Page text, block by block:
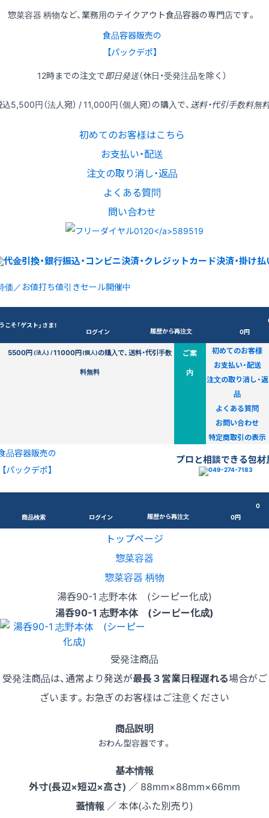
惣菜容器 柄物など、業務用のテイクアウト食品容器の専門店です。
食品容器販売の
【パックデポ】
12時までの注文で即日発送（休日・受発注品を除く）
込5,500円（法人宛） / 11,000円（個人宛）の購入で、 送料・代引手数料無
初めてのお客様はこちら
お支払い・配送
注文の取り消し・返品
よくある質問
問い合わせ
価／お値打ち値引きセール開催中
こそ「ゲスト」さま！
ログイン 履歴から再注文
0円
5500円(法人) /11000円(個人)の購入で、送料・代引手数
料無料
ご案
内
初めてのお客様
お支払い・配送
注文の取り消し・返
品
よくある質問
お問い合わせ
特定商取引の表示
品容器販売の
【パックデポ】
プロと相談できる包材
商品検索 ログイン 履歴から再注文
0
0円
トップページ
惣菜容器
惣菜容器 柄物
湯呑90-1 志野本体 (シーピー化成)
湯呑90-1 志野本体 (シーピー化成)
受発注商品
受発注商品は、通常より発送が最長３営業日程遅れる場合がご
ざいます。お急ぎのお客様はご注意ください
商品説明
おわん型容器です。
基本情報
外寸(長辺×短辺×高さ) ／ 88mm×88mm×66mm
蓋情報 ／ 本体(ふた別売り)